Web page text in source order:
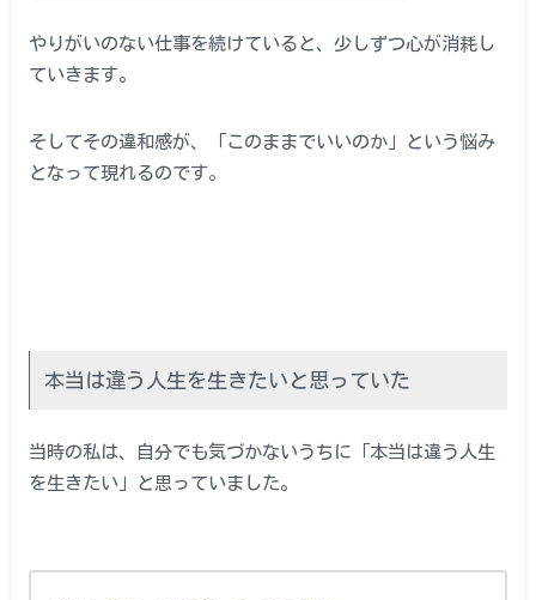
やりがいのない仕事を続けていると、少しずつ心が消耗し
ていきます。
そしてその違和感が、「このままでいいのか」という悩み
となって現れるのです。
本当は違う人生を生きたいと思っていた
当時の私は、自分でも気づかないうちに「本当は違う人生
を生きたい」と思っていました。